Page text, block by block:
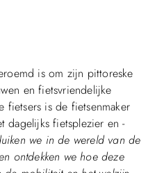
is om zijn pittoreske
en fietsvriendelijke
fietsers is de fietsenmaker
dagelijks fietsplezier en -
we in de wereld van de
ontdekken we hoe deze